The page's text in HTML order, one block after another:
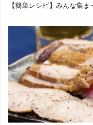
【簡単レシピ】みんな集